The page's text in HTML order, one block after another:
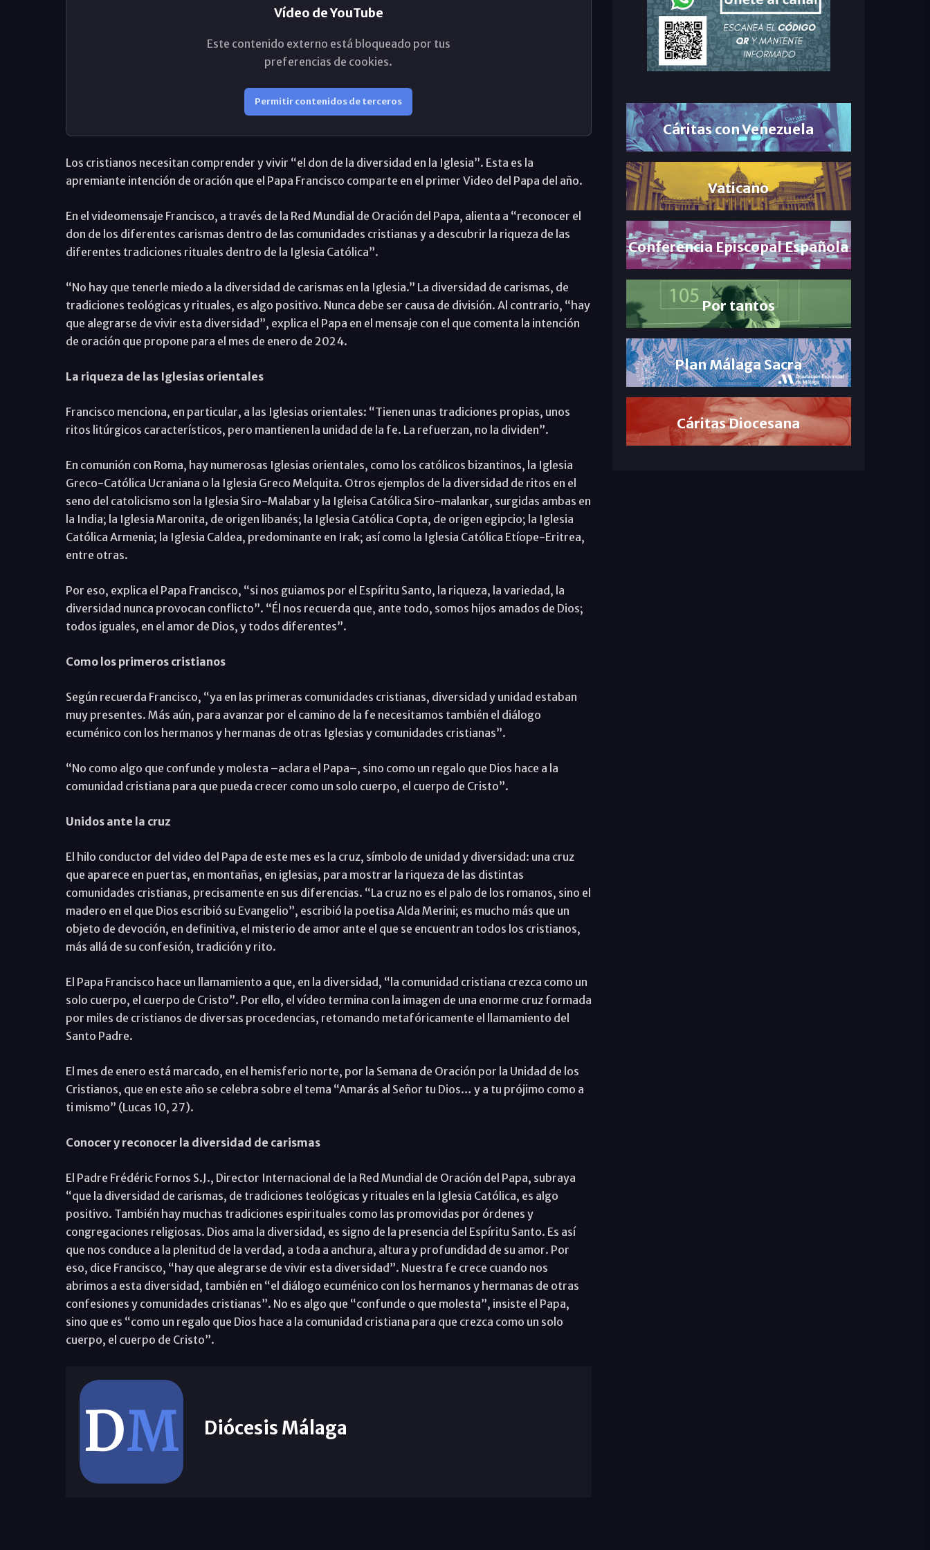
Vídeo de YouTube
Este contenido externo está bloqueado por tus
preferencias de cookies.
Permitir contenidos de terceros
Los cristianos necesitan comprender y vivir “el don de la diversidad en la Iglesia”. Esta es la
apremiante intención de oración que el Papa Francisco comparte en el primer Video del Papa del año.
En el videomensaje Francisco, a través de la Red Mundial de Oración del Papa, alienta a “reconocer el
don de los diferentes carismas dentro de las comunidades cristianas y a descubrir la riqueza de las
diferentes tradiciones rituales dentro de la Iglesia Católica”.
“No hay que tenerle miedo a la diversidad de carismas en la Iglesia.” La diversidad de carismas, de
tradiciones teológicas y rituales, es algo positivo. Nunca debe ser causa de división. Al contrario, “hay
que alegrarse de vivir esta diversidad”, explica el Papa en el mensaje con el que comenta la intención
de oración que propone para el mes de enero de 2024.
La riqueza de las Iglesias orientales
Francisco menciona, en particular, a las Iglesias orientales: “Tienen unas tradiciones propias, unos
ritos litúrgicos característicos, pero mantienen la unidad de la fe. La refuerzan, no la dividen”.
En comunión con Roma, hay numerosas Iglesias orientales, como los católicos bizantinos, la Iglesia
Greco-Católica Ucraniana o la Iglesia Greco Melquita. Otros ejemplos de la diversidad de ritos en el
seno del catolicismo son la Iglesia Siro-Malabar y la Igleisa Católica Siro-malankar, surgidas ambas en
la India; la Iglesia Maronita, de origen libanés; la Iglesia Católica Copta, de origen egipcio; la Iglesia
Católica Armenia; la Iglesia Caldea, predominante en Irak; así como la Iglesia Católica Etíope-Eritrea,
entre otras.
Por eso, explica el Papa Francisco, “si nos guiamos por el Espíritu Santo, la riqueza, la variedad, la
diversidad nunca provocan conflicto”. “Él nos recuerda que, ante todo, somos hijos amados de Dios;
todos iguales, en el amor de Dios, y todos diferentes”.
Como los primeros cristianos
Según recuerda Francisco, “ya en las primeras comunidades cristianas, diversidad y unidad estaban
muy presentes. Más aún, para avanzar por el camino de la fe necesitamos también el diálogo
ecuménico con los hermanos y hermanas de otras Iglesias y comunidades cristianas”.
“No como algo que confunde y molesta –aclara el Papa–, sino como un regalo que Dios hace a la
comunidad cristiana para que pueda crecer como un solo cuerpo, el cuerpo de Cristo”.
Unidos ante la cruz
El hilo conductor del video del Papa de este mes es la cruz, símbolo de unidad y diversidad: una cruz
que aparece en puertas, en montañas, en iglesias, para mostrar la riqueza de las distintas
comunidades cristianas, precisamente en sus diferencias. “La cruz no es el palo de los romanos, sino el
madero en el que Dios escribió su Evangelio”, escribió la poetisa Alda Merini; es mucho más que un
objeto de devoción, en definitiva, el misterio de amor ante el que se encuentran todos los cristianos,
más allá de su confesión, tradición y rito.
El Papa Francisco hace un llamamiento a que, en la diversidad, “la comunidad cristiana crezca como un
solo cuerpo, el cuerpo de Cristo”. Por ello, el vídeo termina con la imagen de una enorme cruz formada
por miles de cristianos de diversas procedencias, retomando metafóricamente el llamamiento del
Santo Padre.
El mes de enero está marcado, en el hemisferio norte, por la Semana de Oración por la Unidad de los
Cristianos, que en este año se celebra sobre el tema “Amarás al Señor tu Dios… y a tu prójimo como a
ti mismo” (Lucas 10, 27).
Conocer y reconocer la diversidad de carismas
El Padre Frédéric Fornos S.J., Director Internacional de la Red Mundial de Oración del Papa, subraya
“que la diversidad de carismas, de tradiciones teológicas y rituales en la Iglesia Católica, es algo
positivo. También hay muchas tradiciones espirituales como las promovidas por órdenes y
congregaciones religiosas. Dios ama la diversidad, es signo de la presencia del Espíritu Santo. Es así
que nos conduce a la plenitud de la verdad, a toda a anchura, altura y profundidad de su amor. Por
eso, dice Francisco, “hay que alegrarse de vivir esta diversidad”. Nuestra fe crece cuando nos
abrimos a esta diversidad, también en “el diálogo ecuménico con los hermanos y hermanas de otras
confesiones y comunidades cristianas”. No es algo que “confunde o que molesta”, insiste el Papa,
sino que es “como un regalo que Dios hace a la comunidad cristiana para que crezca como un solo
cuerpo, el cuerpo de Cristo”.
Diócesis Málaga
Cáritas con Venezuela
Vaticano
Conferencia Episcopal Española
Por tantos
Plan Málaga Sacra
Cáritas Diocesana